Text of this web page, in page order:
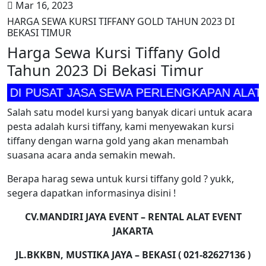
Mar 16, 2023
HARGA SEWA KURSI TIFFANY GOLD TAHUN 2023 DI
BEKASI TIMUR
Harga Sewa Kursi Tiffany Gold
Tahun 2023 Di Bekasi Timur
JASA SEWA PERLENGKAPAN ALAT
Salah satu model kursi yang banyak dicari untuk acara
pesta adalah kursi tiffany, kami menyewakan kursi
tiffany dengan warna gold yang akan menambah
suasana acara anda semakin mewah.
Berapa harag sewa untuk kursi tiffany gold ? yukk,
segera dapatkan informasinya disini !
CV.MANDIRI JAYA EVENT – RENTAL ALAT EVENT
JAKARTA
JL.BKKBN, MUSTIKA JAYA – BEKASI ( 021-82627136 )